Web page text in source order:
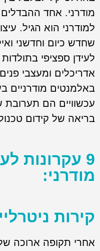
מודרני. אחד ההבדלים
למודרני הוא הגיל.
שחדש כיום וחדשני
לעידן ספציפי
אדריכלים ומעצבי
באלמנטים מודרניים
עכשוויים הם
בריאה של קידום
9 עקרונות
מודרני:
קירות
אחרי תקופה ארוכה